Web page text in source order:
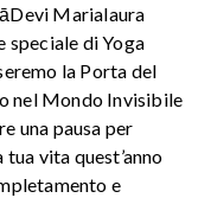
Marialaura
speciale di Yoga
la Porta del
nel Mondo Invisibile
una pausa per
vita quest’anno
e